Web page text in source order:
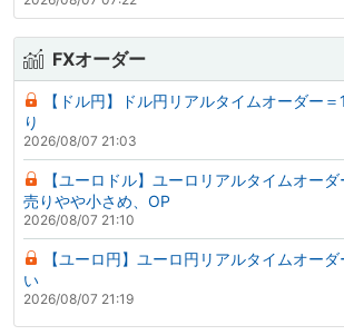
FXオーダー
【ドル円】ドル円リアルタイムオーダ
り
2026/08/07 21:03
【ユーロドル】ユーロリアルタイムオー
売りやや小さめ、OP
2026/08/07 21:10
【ユーロ円】ユーロ円リアルタイムオー
い
2026/08/07 21:19